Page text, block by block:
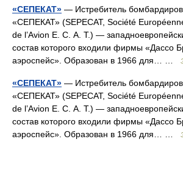
«СЕПЕКАТ» — Истребитель
«СЕПЕКАТ» (SEPECAT, Société
de l’Avion E. C. A. T.) —
состав которого входили фирмы «Дассо
аэроспейс». Образован в 1966 для… …
«СЕПЕКАТ» — Истребитель
«СЕПЕКАТ» (SEPECAT, Société
de l’Avion E. C. A. T.) —
состав которого входили фирмы «Дассо
аэроспейс». Образован в 1966 для… …